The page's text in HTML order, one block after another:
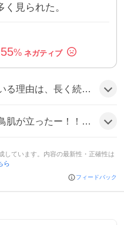
見られた。
55%
感情を揺さぶる展開と音楽が話題を呼び、無料配信や次回作の予告がファンの期待感を高めたためとみられる。
楽しみすぎる！！」や「続きが待ち遠しい」など、期待と感動が交錯する雰囲気だ。
しています。内容の最新性・正確性は
ら
フィードバック